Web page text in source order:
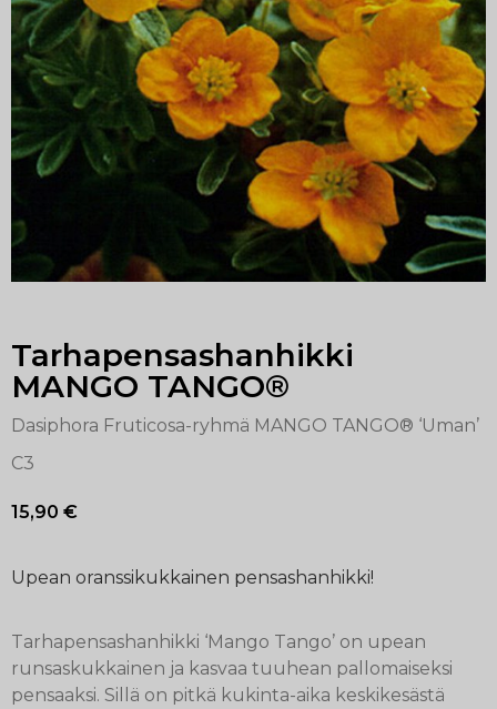
Tarhapensashanhikki
MANGO TANGO®
Dasiphora Fruticosa-ryhmä MANGO TANGO® ‘Uman’
C3
15,90 €
Upean oranssikukkainen pensashanhikki!
Tarhapensashanhikki ‘Mango Tango’ on upean
runsaskukkainen ja kasvaa tuuhean pallomaiseksi
pensaaksi. Sillä on pitkä kukinta-aika keskikesästä